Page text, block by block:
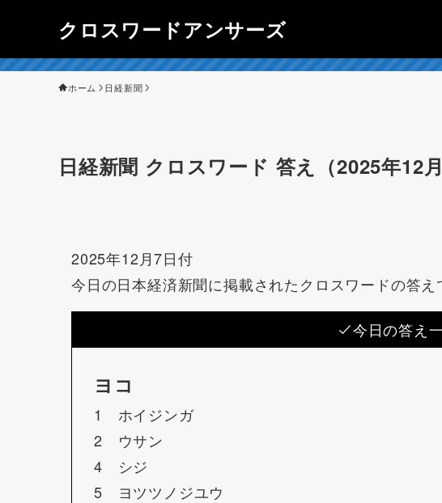
クロスワードアンサーズ
ホーム 日経新聞
日経新聞 クロスワード 答え（2025年12月
2025年12月7日付
今日の日本経済新聞に掲載されたクロスワードの答え
今日の答え
ヨコ
1 ホイジンガ
2 ウサン
4 シジ
5 ヨツツノジユウ